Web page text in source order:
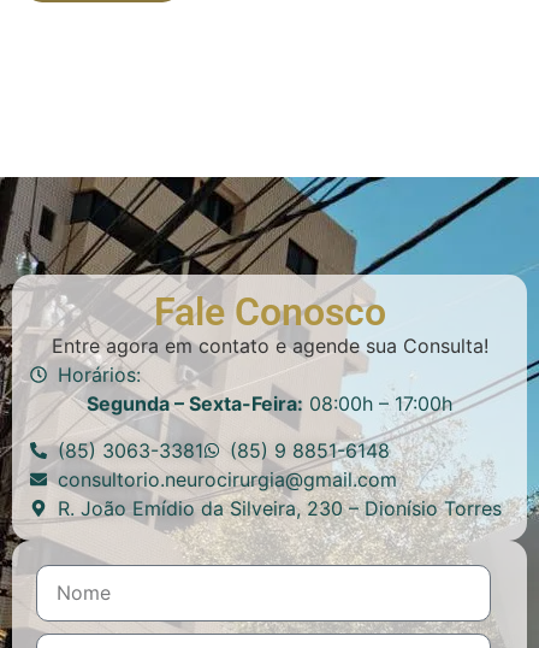
Fale Conosco
Entre agora em contato e agende sua Consulta!
Horários:
Segunda – Sexta-Feira: 08:00h – 17:00h
(85) 3063-3381
(85) 9 8851-6148
consultorio.neurocirurgia@gmail.com
R. João Emídio da Silveira, 230 – Dionísio Torres